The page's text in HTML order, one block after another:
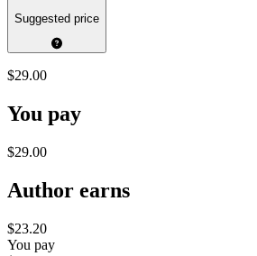
Suggested price
$29.00
You pay
$29.00
Author earns
$23.20
You pay